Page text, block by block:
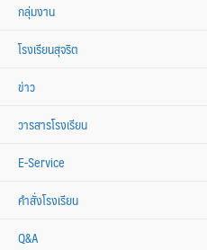
กลุ่มงาน
โรงเรียนสุจริต
ข่าว
วารสารโรงเรียน
E-Service
คำสั่งโรงเรียน
Q&A